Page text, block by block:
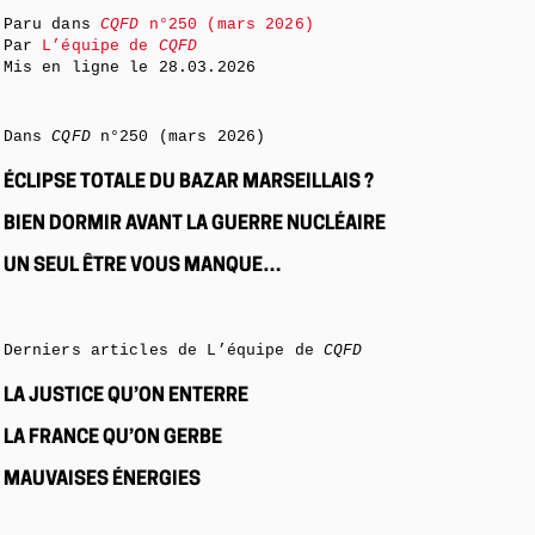
Paru dans CQFD n°250 (mars 2026)
Par L’équipe de CQFD
Mis en ligne le 28.03.2026
DansCQFDn°250 (mars 2026)
ÉCLIPSE TOTALE DU BAZAR MARSEILLAIS ?
BIEN DORMIR AVANT LA GUERRE NUCLÉAIRE
UN SEUL ÊTRE VOUS MANQUE…
Derniers articles de L’équipe de CQFD
LA JUSTICE QU’ON ENTERRE
LA FRANCE QU’ON GERBE
MAUVAISES ÉNERGIES